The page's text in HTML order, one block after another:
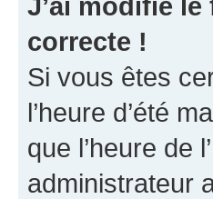
correcte !
Si vous êtes
l’heure d’été
que l’heure de
administrateur